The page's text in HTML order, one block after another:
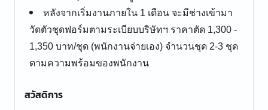
หลังจากเริ่มงานภายใน 1 เดือน จะมีช่างเข้ามา
วัดตัวชุดฟอร์มตามระเบียบบริษัทฯ ราคาตัด 1,300 -
1,350 บาท/ชุด (พนักงานจ่ายเอง) จำนวนชุด 2-3 ชุด
ตามความพร้อมของพนักงาน
สวัสดิการ